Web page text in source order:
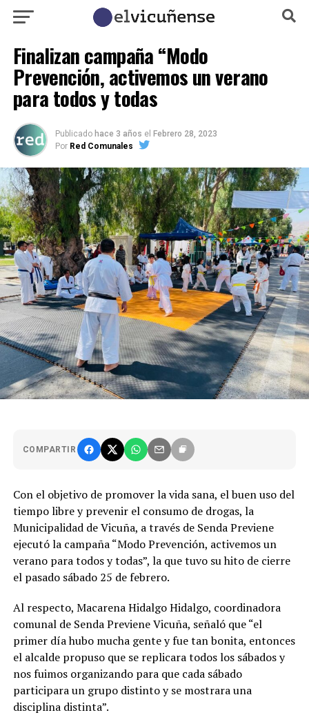
Finalizan campaña “Modo
Prevención, activemos un verano
para todos y todas
Publicado hace 3 años el Febrero 28, 2023
Por Red Comunales
COMPARTIR
Con el objetivo de promover la vida sana, el buen uso del
tiempo libre y prevenir el consumo de drogas, la
Municipalidad de Vicuña, a través de Senda Previene
ejecutó la campaña “Modo Prevención, activemos un
verano para todos y todas”, la que tuvo su hito de cierre
el pasado sábado 25 de febrero.
Al respecto, Macarena Hidalgo Hidalgo, coordinadora
comunal de Senda Previene Vicuña, señaló que “el
primer día hubo mucha gente y fue tan bonita, entonces
el alcalde propuso que se replicara todos los sábados y
nos fuimos organizando para que cada sábado
participara un grupo distinto y se mostrara una
disciplina distinta”.